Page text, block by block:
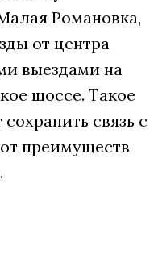
Романовка,
от центра
выездами на
шоссе. Такое
связь с
преимуществ